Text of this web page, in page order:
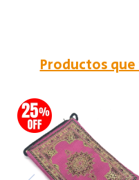
Productos